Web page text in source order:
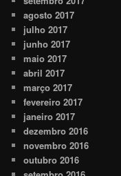
agosto 2017
julho 2017
junho 2017
maio 2017
abril 2017
março 2017
fevereiro 2017
janeiro 2017
dezembro 2016
novembro 2016
outubro 2016